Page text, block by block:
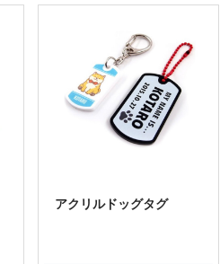
アクリルドッグタグ